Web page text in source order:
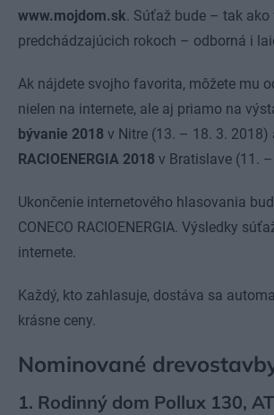
www.mojdom.sk. Súťaž bude – tak ako
predchádzajúcich rokoch – odborná i
Ak nájdete svojho favorita, môžete mu
nielen na internete, ale aj priamo na
bývanie 2018 v Nitre (13. – 18. 3. 2018)
RACIOENERGIA 2018 v Bratislave (11.
Ukončenie internetového hlasovania
CONECO RACIOENERGIA. Výsledky
internete.
Každý, kto zahlasuje, dostáva sa
krásne ceny.
Nominované
1. Rodinný dom Pollux 130,